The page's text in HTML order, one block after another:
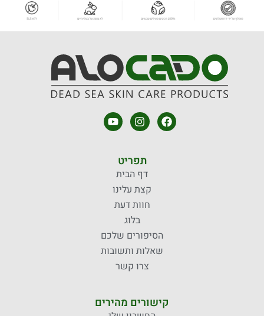
F
a
I
n
a
g
a
m
Y
o
תפריט
דף הבית
קצת עלינו
חוות דעת
בלוג
הסיפורים שלכם
שאלות ותשובות
צרו קשר
קישורים מהירים